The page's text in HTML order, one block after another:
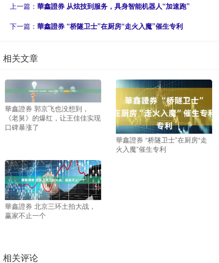
上一篇： 華鑫證券 从炫技到服务，具身智能机器人“加速跑”
下一篇： 華鑫證券 “桥隧卫士”在厨房“走火入魔”催生专利
相关文章
華鑫證券 郭京飞也没想到，
《老舅》的爆红，让王佳佳实现
口碑暴涨了
華鑫證券 “桥隧卫士”在厨房“走
火入魔”催生专利
華鑫證券 北京三环土拍大战，
赢家不止一个
相关评论